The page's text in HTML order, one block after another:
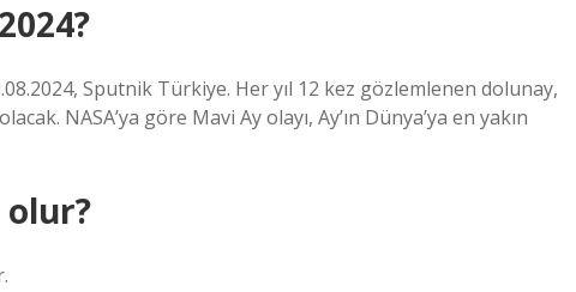
Sputnik Türkiye. Her yıl 12 kez gözlemlenen dolunay,
NASA’ya göre Mavi Ay olayı, Ay’ın Dünya’ya en yakın
olur?